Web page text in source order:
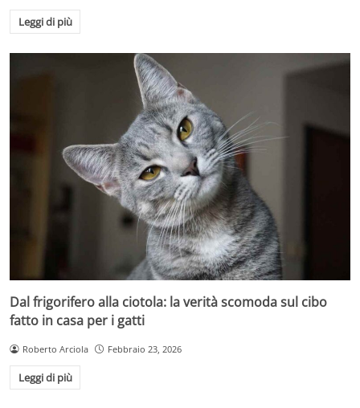
Leggi di più
Dal frigorifero alla ciotola: la verità scomoda sul cibo
fatto in casa per i gatti
Roberto Arciola Febbraio 23, 2026
Leggi di più